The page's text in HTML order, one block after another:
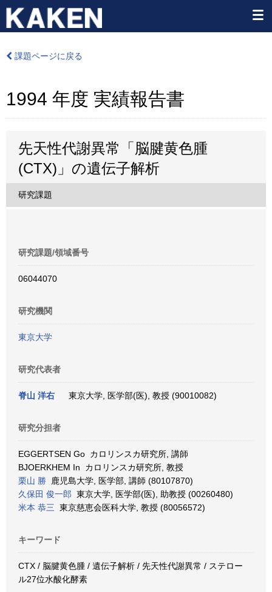
課題ページに戻る
1994 年度 実績報告書
先天性代謝異常「脳腱黄色腫
(CTX)」の遺伝子解析
研究課題
研究課題/領域番号
06044070
研究機関
東京大学
研究代表者
脊山 洋右 東京大学, 医学部(医), 教授 (90010082)
研究分担者
EGGERTSEN Go カロリンスカ研究所, 講師
BJOERKHEM In カロリンスカ研究所, 教授
栗山 勝 鹿児島大学, 医学部, 講師 (80107870)
久保田 俊一郎 東京大学, 医学部(医), 助教授 (00260480)
米本 恭三 東京慈恵会医科大学, 教授 (80056572)
キーワード
CTX / 脳腱黄色腫 / 遺伝子解析 / 先天性代謝異常 / ステロー
ル27位水酸化酵素